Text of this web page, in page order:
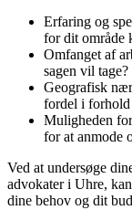
Erfaring og
for dit område
Omfanget af
sagen vil tage?
Geografisk
fordel i
Muligheden
for at anmode
Ved at undersøge
advokater i Uhre,
dine behov og dit